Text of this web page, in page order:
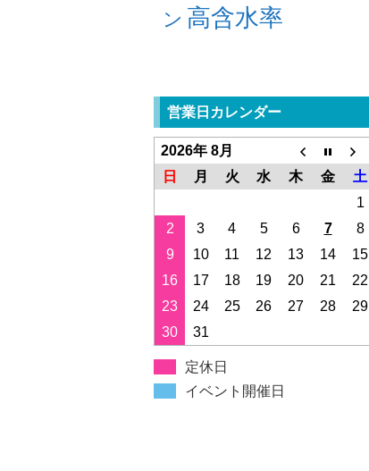
ン 高含水率
営業日カレンダー
2026年 8月
日
月 火 水 木 金
土
1
2
3 4 5 6 7
8
9
10 11 12 13 14
15
16
17 18 19 20 21
22
23
24 25 26 27 28
29
30
31
定休日
イベント開催日